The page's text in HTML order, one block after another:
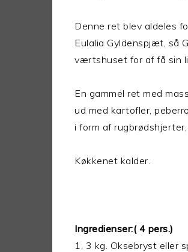
Denne ret blev aldeles
Eulalia Gyldenspjæt, så
værtshuset for af få sin
En gammel ret med
ud med kartofler,
i form af
Køkkenet kalder.
Ingredienser:( 4 pers.)
1, 3 kg. Oksebryst eller